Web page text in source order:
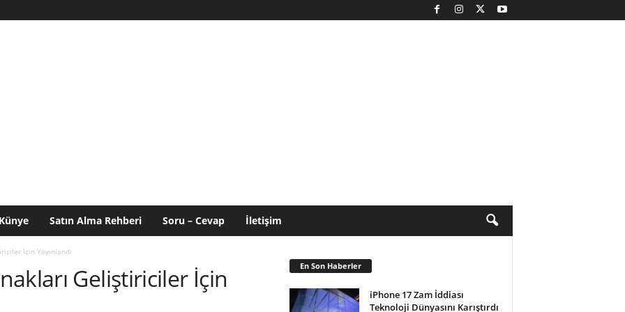
Künye Satın Alma Rehberi Soru – Cevap İletişim
İçin Yayınlandı
Geliştiriciler İçin
En Son Haberler
iPhone 17 Zam İddiası
Teknoloji Dünyasını Karıştırdı